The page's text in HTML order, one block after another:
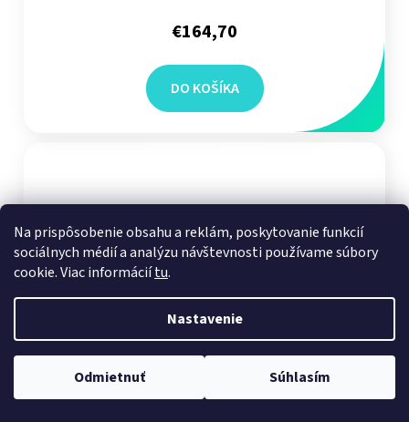
Na prispôsobenie obsahu a reklám, poskytovanie funkcií
sociálnych médií a analýzu návštevnosti používame súbory
cookie. Viac informáciítu.
Nastavenie
Odmietnuť Súhlasím
€164,70
DO KOŠÍKA